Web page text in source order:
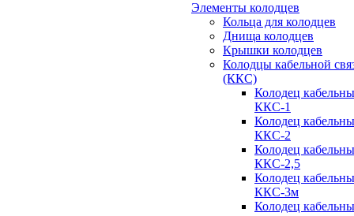
Элементы колодцев
Кольца для колодцев
Днища колодцев
Крышки колодцев
Колодцы кабельной
(ККС)
Колодец
ККС-1
Колодец
ККС-2
Колодец
ККС-2,5
Колодец
ККС-3м
Колодец